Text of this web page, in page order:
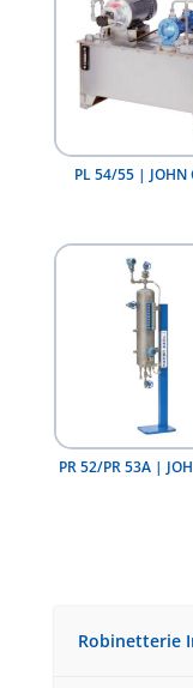
PL 54/55 | JOHN
PR 52/PR 53A |
Robinetterie